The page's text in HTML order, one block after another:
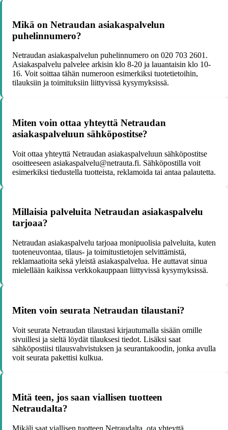
Mikä on Netraudan asiakaspalvelun
puhelinnumero?
Netraudan asiakaspalvelun puhelinnumero on 020 703 2601.
Asiakaspalvelu palvelee arkisin klo 8-20 ja lauantaisin klo 10-
16. Voit soittaa tähän numeroon esimerkiksi tuotetietoihin,
tilauksiin ja toimituksiin liittyvissä kysymyksissä.
Miten voin ottaa yhteyttä Netraudan
asiakaspalveluun sähköpostitse?
Voit ottaa yhteyttä Netraudan asiakaspalveluun sähköpostitse
osoitteeseen asiakaspalvelu@netrauta.fi. Sähköpostilla voit
esimerkiksi tiedustella tuotteista, reklamoida tai antaa palautetta.
Millaisia palveluita Netraudan asiakaspalvelu
tarjoaa?
Netraudan asiakaspalvelu tarjoaa monipuolisia palveluita, kuten
tuoteneuvontaa, tilaus- ja toimitustietojen selvittämistä,
reklamaatioita sekä yleistä asiakaspalvelua. He auttavat sinua
mielellään kaikissa verkkokauppaan liittyvissä kysymyksissä.
Miten voin seurata Netraudan tilaustani?
Voit seurata Netraudan tilaustasi kirjautumalla sisään omille
sivuillesi ja sieltä löydät tilauksesi tiedot. Lisäksi saat
sähköpostiisi tilausvahvistuksen ja seurantakoodin, jonka avulla
voit seurata pakettisi kulkua.
Mitä teen, jos saan viallisen tuotteen
Netraudalta?
Mikäli saat viallisen tuotteen Netraudalta, ota yhteyttä